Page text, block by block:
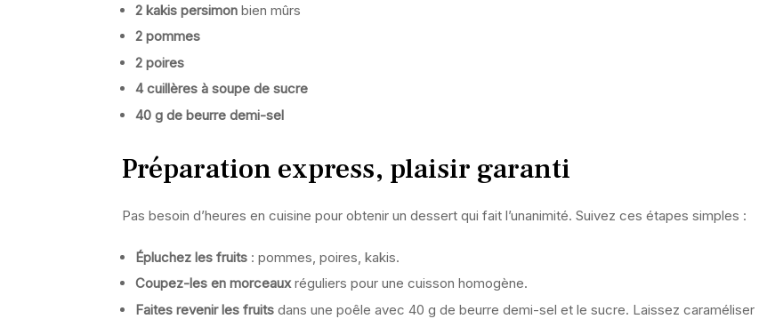
2 kakis persimon bien mûrs
2 pommes
2 poires
4 cuillères à soupe de sucre
40 g de beurre demi-sel
Préparation express, plaisir garanti
Pas besoin d’heures en cuisine pour obtenir un dessert qui fait l’unanimité. Suivez ces étapes simples :
Épluchez les fruits : pommes, poires, kakis.
Coupez-les en morceauxréguliers pour une cuisson homogène.
Faites revenir les fruits dans une poêle avec 40 g de beurre demi-sel et le sucre. Laissez caraméliser